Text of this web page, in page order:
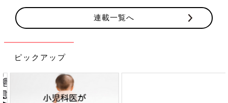
連載一覧へ
ピックアップ